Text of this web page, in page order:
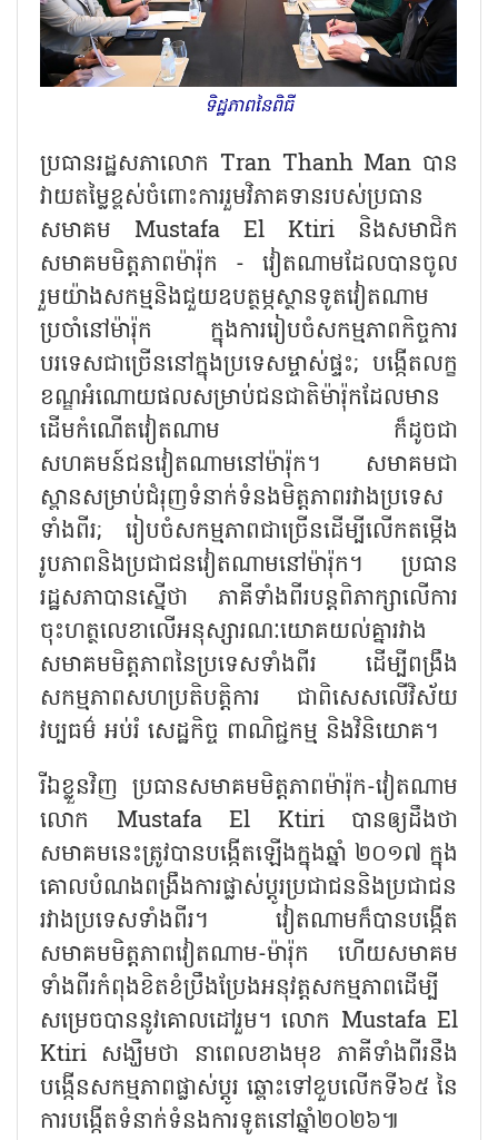
ទិដ្ឋភាពនៃពិធី
ប្រធានរដ្ឋសភាលោក Tran Thanh Man បាន
វាយតម្លៃខ្ពស់ចំពោះការរួមវិភាគទានរបស់ប្រធាន
សមាគម Mustafa El Ktiri និងសមាជិក
សមាគមមិត្តភាពម៉ារ៉ុក - វៀតណាមដែលបានចូល
រួមយ៉ាងសកម្មនិងជួយឧបត្ថម្ភស្ថានទូតវៀតណាម
ប្រចាំនៅម៉ារ៉ុក ក្នុងការរៀបចំសកម្មភាពកិច្ចការ
បរទេសជាច្រើននៅក្នុងប្រទេសម្ចាស់ផ្ទះ; បង្កើតលក្ខ
ខណ្ឌអំណោយផលសម្រាប់ជនជាតិម៉ារ៉ុកដែលមាន
ដើមកំណើតវៀតណាម ក៏ដូចជា
សហគមន៍ជនវៀតណាមនៅម៉ារ៉ុក។ សមាគមជា
ស្ពានសម្រាប់ជំរុញទំនាក់ទំនងមិត្តភាពរវាងប្រទេស
ទាំងពីរ; រៀបចំសកម្មភាពជាច្រើនដើម្បីលើកតម្កើង
រូបភាពនិងប្រជាជនវៀតណាមនៅម៉ារ៉ុក។ ប្រធាន
រដ្ឋសភាបានស្នើថា ភាគីទាំងពីរបន្តពិភាក្សាលើការ
ចុះហត្ថលេខាលើអនុស្សារណៈយោគយល់គ្នារវាង
សមាគមមិត្តភាពនៃប្រទេសទាំងពីរ ដើម្បីពង្រឹង
សកម្មភាពសហប្រតិបត្តិការ ជាពិសេសលើវិស័យ
វប្បធម៌ អប់រំ សេដ្ឋកិច្ច ពាណិជ្ជកម្ម និងវិនិយោគ។
រីឯខ្លួនវិញ ប្រធានសមាគមមិត្តភាពម៉ារ៉ុក-វៀតណាម
លោក Mustafa El Ktiri បានឲ្យដឹងថា
សមាគមនេះត្រូវបានបង្កើតឡើងក្នុងឆ្នាំ ២០១៧ ក្នុង
គោលបំណងពង្រឹងការផ្លាស់ប្តូរប្រជាជននិងប្រជាជន
រវាងប្រទេសទាំងពីរ។ វៀតណាមក៏បានបង្កើត
សមាគមមិត្តភាពវៀតណាម-ម៉ារ៉ុក ហើយសមាគម
ទាំងពីរកំពុងខិតខំប្រឹងប្រែងអនុវត្តសកម្មភាពដើម្បី
សម្រេចបាននូវគោលដៅរួម។ លោក Mustafa El
Ktiri សង្ឃឹមថា នាពេលខាងមុខ ភាគីទាំងពីរនឹង
បង្កើនសកម្មភាពផ្លាស់ប្តូរ ឆ្ពោះទៅខួបលើកទី៦៥ នៃ
ការបង្កើតទំនាក់ទំនងការទូតនៅឆ្នាំ២០២៦៕